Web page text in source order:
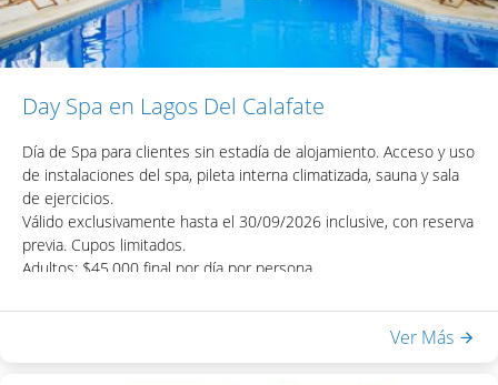
Day Spa en Lagos Del Calafate
Día de Spa para clientes sin estadía de alojamiento. Acceso y uso
de instalaciones del spa, pileta interna climatizada, sauna y sala
de ejercicios.
Válido exclusivamente hasta el 30/09/2026 inclusive, con reserva
previa. Cupos limitados.
Adultos: $45.000 final por día por persona.
Informes y Reservas:
Ver Más